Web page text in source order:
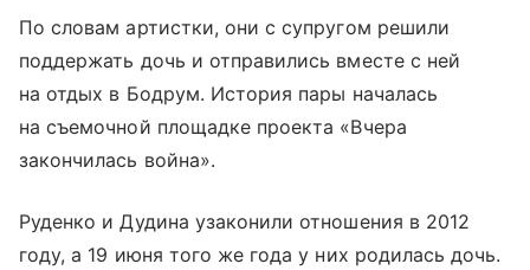
По словам артистки, они с супругом решили
поддержать дочь и отправились вместе с ней
на отдых в Бодрум. История пары началась
на съемочной площадке проекта «Вчера
закончилась война».
Руденко и Дудина узаконили отношения в 2012
году, а 19 июня того же года у них родилась дочь.